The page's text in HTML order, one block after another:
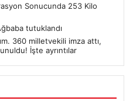
Sonucunda 253 Kilo
tutuklandı
360 milletvekili imza attı,
İşte ayrıntılar